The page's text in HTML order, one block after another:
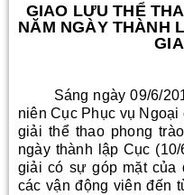
GIAO LƯU THỂ
NĂM NGÀY THÀNH
Sáng ngày 09/6/
niên Cục Phục vụ
giải thể thao phong
ngày thành lập Cục
giải có sự góp mặt của
các vận động viên đến